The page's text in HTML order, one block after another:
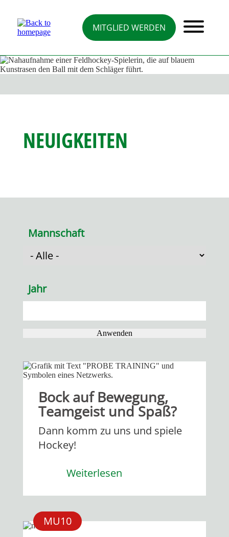
MITGLIED WERDEN
NEUIGKEITEN
Mannschaft
Jahr
Bock auf Bewegung,
Teamgeist und Spaß?
Dann komm zu uns und spiele
Hockey!
Weiterlesen
MU10